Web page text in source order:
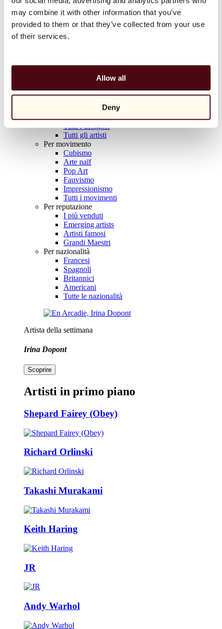
may combine it with other information that you’ve
provided to them or that they’ve collected from your use
of their services.
Allow all
Deny
Balloon Dog (Orange)
Jeff Koons
10.000 €
Artisti
Tutti i pittori
Tutti i fotografi
Tutti i disegnatori
Tutti i designer
Tutti gli artisti
Per movimento
Cubismo
Arte naïf
Pop Art
Fauvismo
Impressionismo
Tutti i movimenti
Per reputazione
I più venduti
Emerging artists
Artisti famosi
Grandi Maestri
Per nazionalità
Francesi
Spagnoli
Britannici
Americani
Tutte le nazionalità
Artista della settimana
Irina Dopont
Scoprire
Artisti in primo piano
Shepard Fairey (Obey)
Richard Orlinski
Takashi Murakami
Keith Haring
JR
Andy Warhol